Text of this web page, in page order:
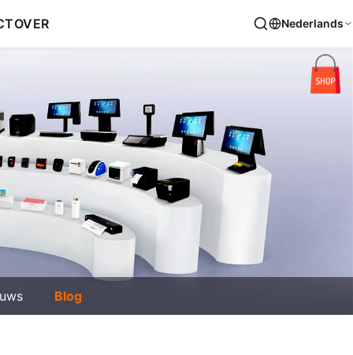
OVER Nederlands
Blog